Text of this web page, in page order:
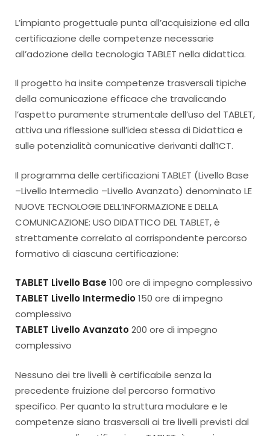
L’impianto progettuale punta all’acquisizione ed alla
certificazione delle competenze necessarie
all’adozione della tecnologia TABLET nella didattica.
Il progetto ha insite competenze trasversali tipiche
della comunicazione efficace che travalicando
l’aspetto puramente strumentale dell’uso del TABLET,
attiva una riflessione sull’idea stessa di Didattica e
sulle potenzialità comunicative derivanti dall’ICT.
Il programma delle certificazioni TABLET (Livello Base
–Livello Intermedio –Livello Avanzato) denominato LE
NUOVE TECNOLOGIE DELL’INFORMAZIONE E DELLA
COMUNICAZIONE: USO DIDATTICO DEL TABLET, è
strettamente correlato al corrispondente percorso
formativo di ciascuna certificazione:
TABLET Livello Base100 ore di impegno complessivo
TABLET Livello Intermedio150 ore di impegno
complessivo
TABLET Livello Avanzato200 ore di impegno
complessivo
Nessuno dei tre livelli è certificabile senza la
precedente fruizione del percorso formativo
specifico. Per quanto la struttura modulare e le
competenze siano trasversali ai tre livelli previsti dal